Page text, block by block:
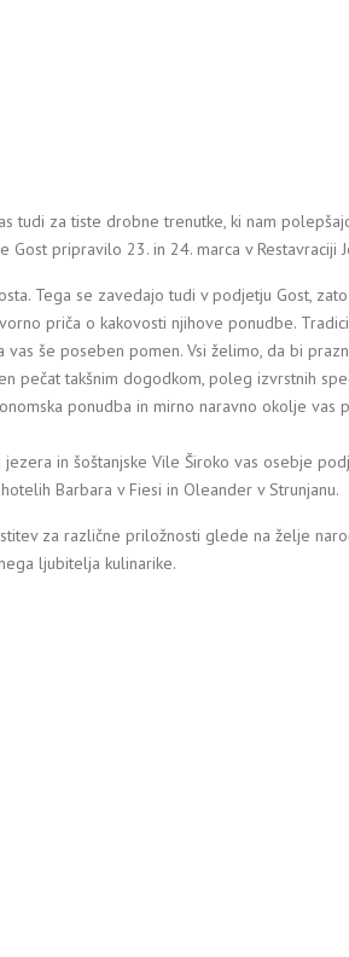
tudi za tiste drobne trenutke, ki nam
pripravilo 23. in 24. marca v Restavraciji
Tega se zavedajo tudi v podjetju Gost,
priča o kakovosti njihove ponudbe.
še poseben pomen. Vsi želimo, da bi
pečat takšnim dogodkom, poleg izvrstnih
ponudba in mirno naravno okolje vas
in šoštanjske Vile Široko vas osebje
Barbara v Fiesi in Oleander v Strunjanu.
za različne priložnosti glede na želje
ljubitelja kulinarike.